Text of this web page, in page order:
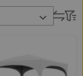
basta
de